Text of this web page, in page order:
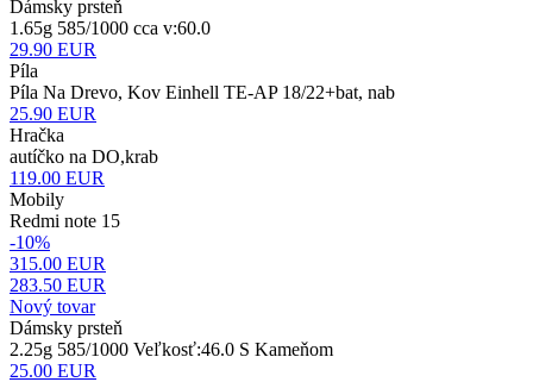
Dámsky prsteň
1.65g 585/1000 cca v:60.0
29.90 EUR
Píla
Píla Na Drevo, Kov Einhell TE-AP 18/22+bat, nab
25.90 EUR
Hračka
autíčko na DO,krab
119.00 EUR
Mobily
Redmi note 15
-10%
315.00 EUR
283.50 EUR
Nový tovar
Dámsky prsteň
2.25g 585/1000 Veľkosť:46.0 S Kameňom
25.00 EUR